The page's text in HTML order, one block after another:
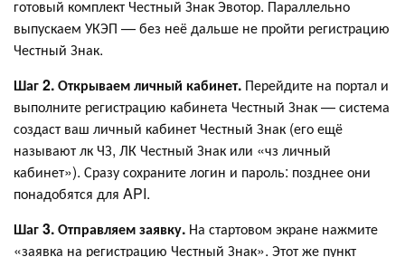
готовый комплект Честный Знак Эвотор. Параллельно
выпускаем УКЭП — без неё дальше не пройти регистрацию
Честный Знак.
Шаг 2. Открываем личный кабинет. Перейдите на портал и
выполните регистрацию кабинета Честный Знак — система
создаст ваш личный кабинет Честный Знак (его ещё
называют лк ЧЗ, ЛК Честный Знак или «чз личный
кабинет»). Сразу сохраните логин и пароль: позднее они
понадобятся для API.
Шаг 3. Отправляем заявку. На стартовом экране нажмите
«заявка на регистрацию Честный Знак». Этот же пункт